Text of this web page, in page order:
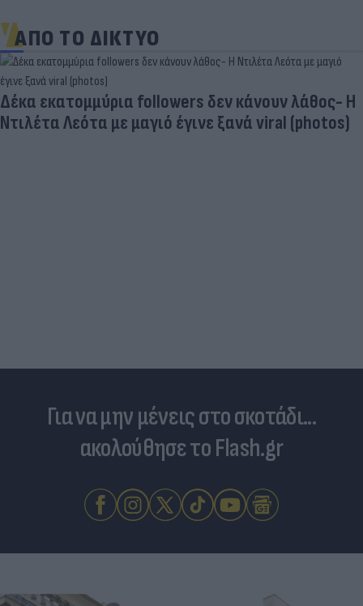
ΑΠΟ ΤΟ ΔΙΚΤΥΟ
Δέκα εκατομμύρια followers δεν κάνουν λάθος- Η
Ντιλέτα Λεότα με μαγιό έγινε ξανά viral (photos)
Για να μην μένεις στο σκοτάδι...
ακολούθησε το Flash.gr